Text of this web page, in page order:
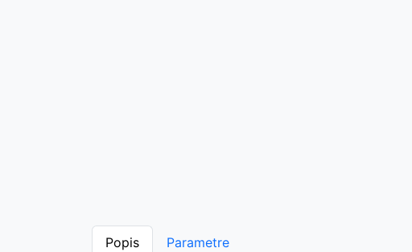
Popis Parametre